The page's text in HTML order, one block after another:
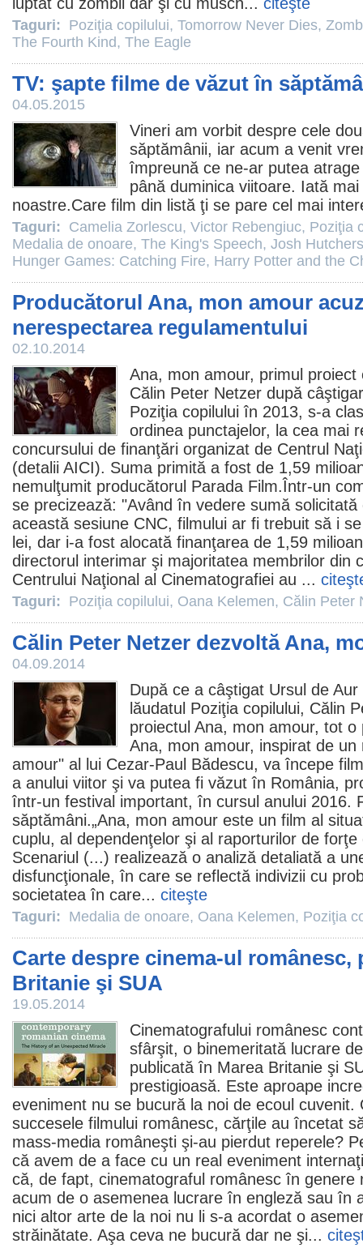
Taguri: Poziţia copilului, Tomorrow Never Dies,
The Fourth Kind, The Eagle
TV: şapte filme de văzut în
04.05.2015
Vineri am vorbit despre cele
săptămânii, iar acum a venit
împreună ce ne-ar putea
până duminica viitoare. Iată
noastre.Care film din listă ţi se pare cel mai
Taguri: Camelia Zorlescu, Victor Rebengiuc, Poziţia
Medalia de onoare, The King's Speech, Josh
Hunger Games: Catching Fire, Harry Potter and the
Producătorul Ana, mon amour
nerespectarea regulamentului
02.10.2014
Ana, mon amour, primul proiect
Călin Peter Netzer după
Poziţia copilului în 2013, s-a
ordinea punctajelor, la cea mai
concursului de finanţări organizat de Centrul
(detalii AICI). Suma primită a fost de 1,59
nemulţumit producătorul Parada Film.Într-un
se precizează: "Având în vedere sumă
această sesiune CNC, filmului ar fi trebuit să i
lei, dar i-a fost alocată finanţarea de 1,59
directorul interimar şi majoritatea membrilor din
Centrului Naţional al Cinematografiei au ...
Taguri: Poziţia copilului, Oana Kelemen, Călin Peter
Călin Peter Netzer dezvoltă Ana,
04.09.2014
După ce a câştigat Ursul de
lăudatul Poziţia copilului, Călin
proiectul Ana, mon amour, tot
Ana, mon amour, inspirat de
amour" al lui Cezar-Paul Bădescu, va începe
a anului viitor şi va putea fi văzut în România,
într-un festival important, în cursul anului 2016.
săptămâni.„Ana, mon amour este un film al
cuplu, al dependenţelor şi al raporturilor de
Scenariul (...) realizează o analiză detaliată a
disfuncţionale, în care se reflectă indivizii cu
societatea în care... citeşte
Taguri: Medalia de onoare, Oana Kelemen, Poziţia
Carte despre cinema-ul românesc,
Britanie şi SUA
19.05.2014
Cinematografului românesc
sfârşit, o binemeritată lucrare
publicată în Marea Britanie şi
prestigioasă. Este aproape
eveniment nu se bucură la noi de ecoul cuvenit.
succesele filmului românesc, cărţile au încetat
mass-media româneşti şi-au pierdut reperele?
că avem de a face cu un real eveniment
că, de fapt, cinematograful românesc în genere
acum de o asemenea lucrare în engleză sau în
nici altor arte de la noi nu li s-a acordat o
străinătate. Aşa ceva ne bucură dar ne şi...